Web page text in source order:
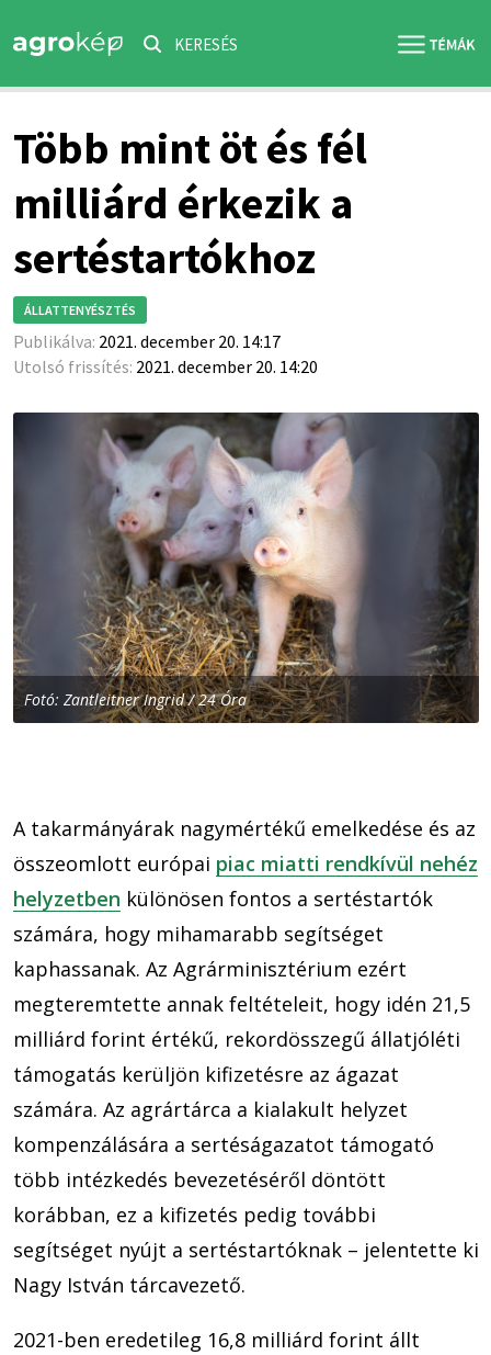
KERESÉS
Több mint öt és fél
milliárd érkezik a
sertéstartókhoz
ÁLLATTENYÉSZTÉS
Publikálva: 2021. december 20. 14:17
Utolsó frissítés: 2021. december 20. 14:20
Fotó: Zantleitner Ingrid / 24 Óra
A takarmányárak nagymértékű emelkedése és az
összeomlott európai piac miatti rendkívül nehéz
helyzetben különösen fontos a sertéstartók
számára, hogy mihamarabb segítséget
kaphassanak. Az Agrárminisztérium ezért
megteremtette annak feltételeit, hogy idén 21,5
milliárd forint értékű, rekordösszegű állatjóléti
támogatás kerüljön kifizetésre az ágazat
számára. Az agrártárca a kialakult helyzet
kompenzálására a sertéságazatot támogató
több intézkedés bevezetéséről döntött
korábban, ez a kifizetés pedig további
segítséget nyújt a sertéstartóknak – jelentette ki
Nagy István tárcavezető.
2021-ben eredetileg 16,8 milliárd forint állt